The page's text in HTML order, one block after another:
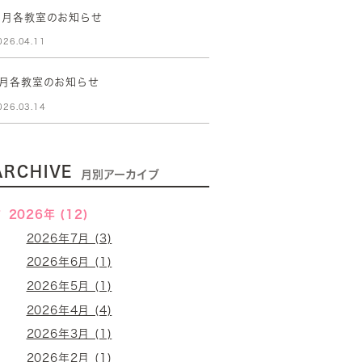
月各教室のお知らせ
各教室のお知らせ
月別アーカイブ
2026年 (12)
2026年7月 (3)
2026年6月 (1)
2026年5月 (1)
2026年4月 (4)
2026年3月 (1)
2026年2月 (1)